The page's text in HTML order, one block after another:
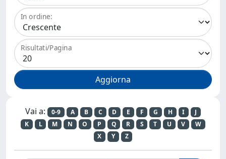
In ordine:
Risultati/Pagina
Vai a: 0-9 A B C D E F G H I
J
K
L M N O P Q R S T U V
W
X
Y Z